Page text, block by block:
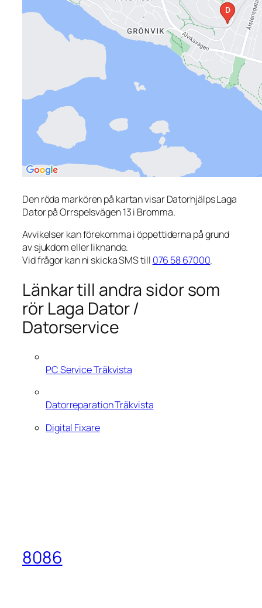
Den röda markören på kartan visar Datorhjälps Laga
Dator på Orrspelsvägen 13 i Bromma.
Avvikelser kan förekomma i öppettiderna på grund
av sjukdom eller liknande.
Vid frågor kan ni skicka SMS till 076 58 67000.
Länkar till andra sidor som
rör Laga Dator /
Datorservice
PC Service Träkvista
Datorreparation Träkvista
Digital Fixare
8086